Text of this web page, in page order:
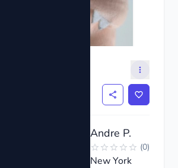
Andre P.
(0)
New York